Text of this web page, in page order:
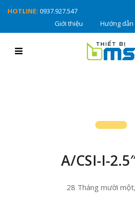
HOTLINE: 0937.927.547
Giới thiệu
Hướng dẫn
A/CSI-I-
28 Tháng mười